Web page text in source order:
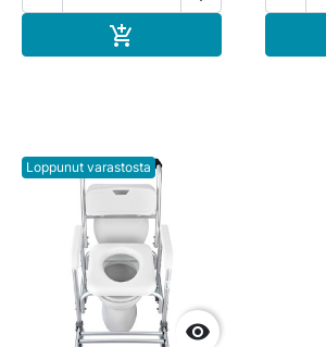

Loppunut varastosta
